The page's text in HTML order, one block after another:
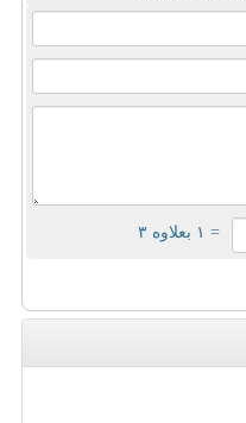
= ۱ بعلاوه ۳